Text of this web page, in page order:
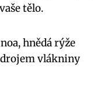
tělo.
hnědá rýže
vlákniny